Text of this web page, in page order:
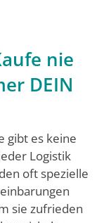
nie
DEIN
gibt es keine
Logistik
oft spezielle
sie zufrieden